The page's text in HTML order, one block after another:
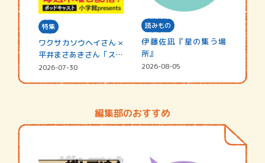
特集
ワクサカソウヘイさん ×
平井まさあきさん「スペ
シャ…
2026-07-30
読みもの
伊藤佐凪『星の集う場
所』
2026-08-05
編集部のおすすめ